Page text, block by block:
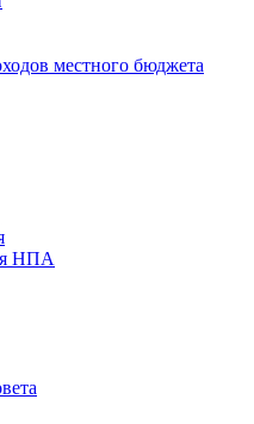
местного бюджета
НПА